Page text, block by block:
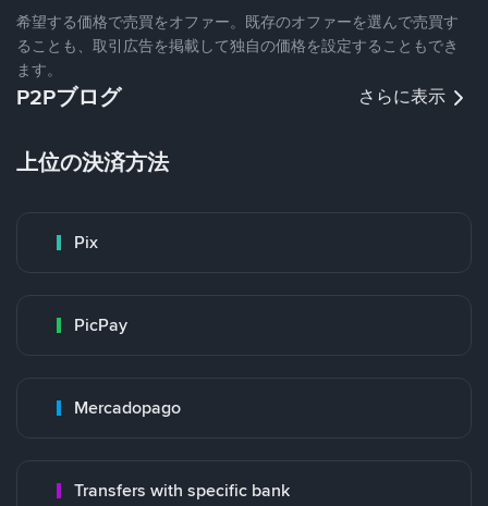
希望する価格で売買をオファー。既存のオファーを選んで売買す
ることも、取引広告を掲載して独自の価格を設定することもでき
ます。
P2Pブログ さらに表示
上位の決済方法
Pix
PicPay
Mercadopago
Transfers with specific bank